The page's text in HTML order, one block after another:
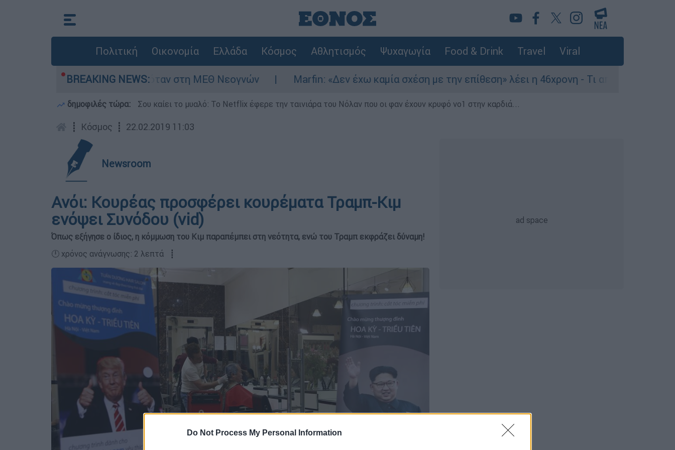
Do Not Process My Personal Information
Πολιτική Οικονομία Ελλάδα Κόσμος Αθλητισμός Ψυχαγωγία Food & Drink Travel Viral
BREAKING NEWS:
8 ημερών - Νοσηλευόταν στη ΜΕΘ Νεογνών Marfin: «Δεν έχω καμία σχέση με την επίθεση» λέει η 46χρονη - Τι αποκάλυψε στους
δημοφιλές τώρα: Σου καίει το μυαλό: Το Netflix έφερε την ταινιάρα του Νόλαν που οι φαν έχουν κρυφό νο1 στην καρδιά...
┋ Κόσμος ┋ 22.02.2019 11:03
Newsroom
Ανόι: Κουρέας προσφέρει κουρέματα Τραμπ-Κιμ
ενόψει Συνόδου (vid)
Όπως εξήγησε o ίδιος, η κόμμωση του Κιμ παραπέμπει στη νεότητα, ενώ του Τραμπ εκφράζει δύναμη!
🕛 χρόνος ανάγνωσης: 2 λεπτά ┋